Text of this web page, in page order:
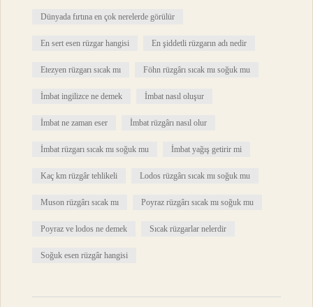
Dünyada fırtına en çok nerelerde görülür
En sert esen rüzgar hangisi En şiddetli rüzgarın adı nedir
Etezyen rüzgarı sıcak mı Föhn rüzgârı sıcak mı soğuk mu
İmbat ingilizce ne demek İmbat nasıl oluşur
İmbat ne zaman eser İmbat rüzgârı nasıl olur
İmbat rüzgarı sıcak mı soğuk mu İmbat yağış getirir mi
Kaç km rüzgâr tehlikeli Lodos rüzgârı sıcak mı soğuk mu
Muson rüzgârı sıcak mı Poyraz rüzgârı sıcak mı soğuk mu
Poyraz ve lodos ne demek Sıcak rüzgarlar nelerdir
Soğuk esen rüzgâr hangisi